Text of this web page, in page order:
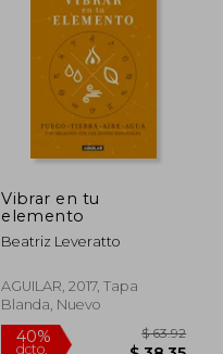
45%
dcto.
Vibrar en tu
elemento
Beatriz Leveratto
AGUILAR, 2017, Tapa
Blanda, Nuevo